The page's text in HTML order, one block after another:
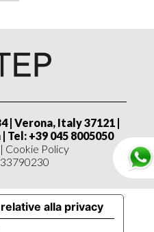
| Verona, Italy 37121 |
| Tel: +39 045 8005050
Cookie Policy
alla privacy